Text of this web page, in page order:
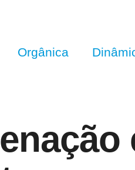
Orgânica